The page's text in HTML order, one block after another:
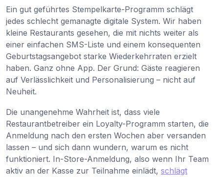
Ein gut geführtes Stempelkarte-Programm schlägt
jedes schlecht gemanagte digitale System. Wir haben
kleine Restaurants gesehen, die mit nichts weiter als
einer einfachen SMS-Liste und einem konsequenten
Geburtstagsangebot starke Wiederkehrraten erzielt
haben. Ganz ohne App. Der Grund: Gäste reagieren
auf Verlässlichkeit und Personalisierung – nicht auf
Neuheit.
Die unangenehme Wahrheit ist, dass viele
Restaurantbetreiber ein Loyalty-Programm starten, die
Anmeldung nach den ersten Wochen aber versanden
lassen – und sich dann wundern, warum es nicht
funktioniert. In-Store-Anmeldung, also wenn Ihr Team
aktiv an der Kasse zur Teilnahme einlädt, schlägt